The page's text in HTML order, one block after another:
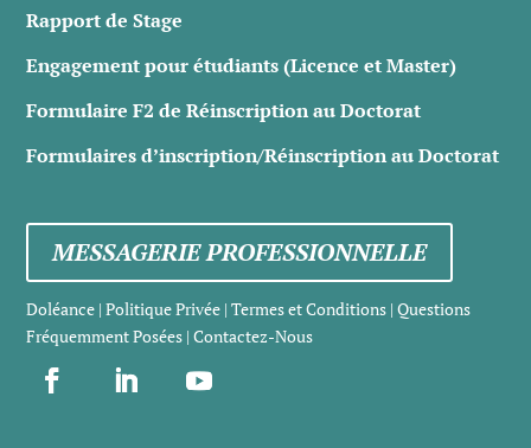
Rapport de Stage
Engagement pour étudiants (Licence et Master)
Formulaire F2 de Réinscription au Doctorat
Formulaires d’inscription/Réinscription au Doctorat
MESSAGERIE PROFESSIONNELLE
Doléance | Politique Privée | Termes et Conditions | Questions
Fréquemment Posées | Contactez-Nous